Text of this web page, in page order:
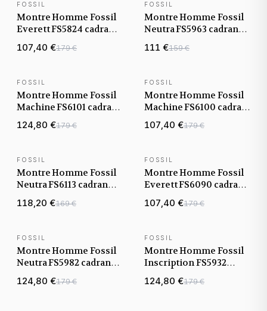
NOUVEAUTÉ
FOSSIL
Montre Homme Fossil
Everett FS5824 cadran
noir bracelet acier
107,40 €179 €
NOUVEAUTÉ
FOSSIL
Montre Homme Fossil
Neutra FS5963 cadran
vert bracelet cuir
111 €159 €
NOUVEAUTÉ
FOSSIL
Montre Homme Fossil
Machine FS6101 cadran
noir bracelet cuir
124,80 €179 €
NOUVEAUTÉ
FOSSIL
Montre Homme Fossil
Machine FS6100 cadran
vert bracelet cuir
107,40 €179 €
NOUVEAUTÉ
FOSSIL
Montre Homme Fossil
Neutra FS6113 cadran
doré bracelet cuir
118,20 €169 €
NOUVEAUTÉ
FOSSIL
Montre Homme Fossil
Everett FS6090 cadran
vert bracelet acier
107,40 €179 €
NOUVEAUTÉ
FOSSIL
Montre Homme Fossil
Neutra FS5982 cadran
124,80 €179 €
NOUVEAUTÉ
FOSSIL
Montre Homme Fossil
Inscription FS5932
acier
124,80 €179 €